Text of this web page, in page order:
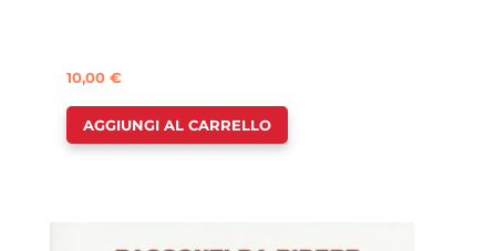
10,00 €
AGGIUNGI AL CARRELLO